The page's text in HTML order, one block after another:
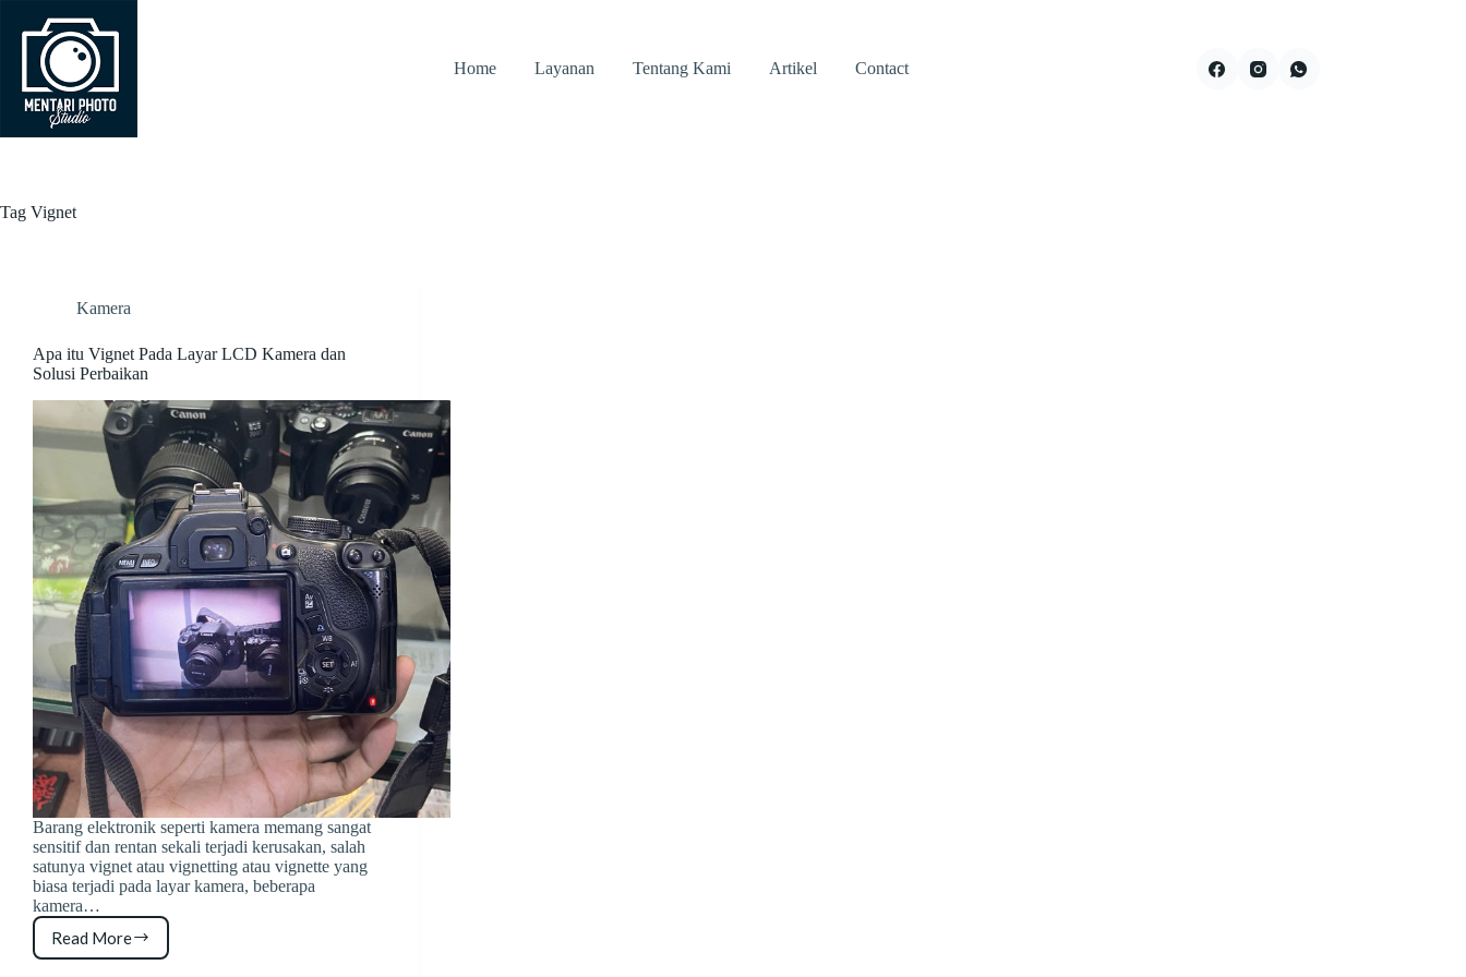
content
Home
Layanan Tentang Kami Artikel Contact
Tag Vignet
Kamera
Apa itu Vignet Pada Layar LCD Kamera dan
Solusi Perbaikan
Barang elektronik seperti kamera memang sangat
sensitif dan rentan sekali terjadi kerusakan, salah
satunya vignet atau vignetting atau vignette yang
biasa terjadi pada layar kamera, beberapa
kamera…
Read More
Apa
itu